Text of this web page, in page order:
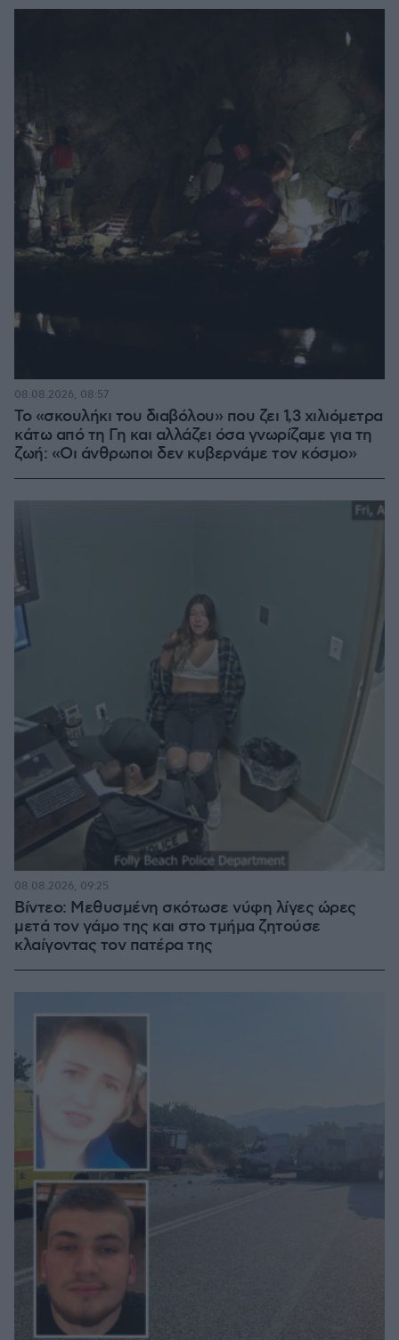
Το «σκουλήκι του διαβόλου» που ζει 1,3 χιλιόμετρα
κάτω από τη Γη και αλλάζει όσα γνωρίζαμε για τη
ζωή: «Οι άνθρωποι δεν κυβερνάμε τον κόσμο»
08.08.2026, 08:57
Βίντεο: Μεθυσμένη σκότωσε νύφη λίγες ώρες
μετά τον γάμο της και στο τμήμα ζητούσε
κλαίγοντας τον πατέρα της
08.08.2026, 09:25